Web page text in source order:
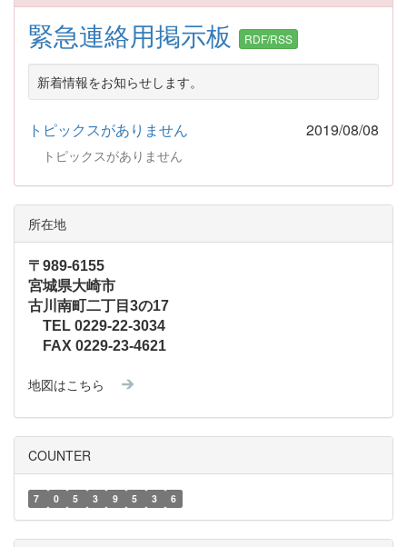
緊急連絡用掲示板 RDF/RSS
新着情報をお知らせします。
トピックスがありません 2019/08/08
トピックスがありません
所在地
〒989-6155
宮城県大崎市
古川南町二丁目3の17
TEL 0229-22-3034
FAX 0229-23-4621
地図はこちら
COUNTER
7 0 5 3 9 5 3 6